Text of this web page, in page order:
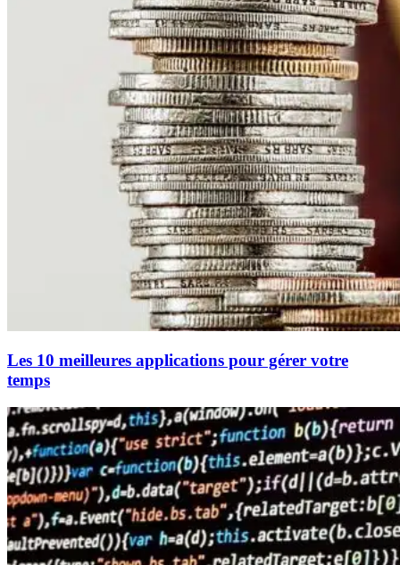
Les 10 meilleures applications pour gérer votre
temps